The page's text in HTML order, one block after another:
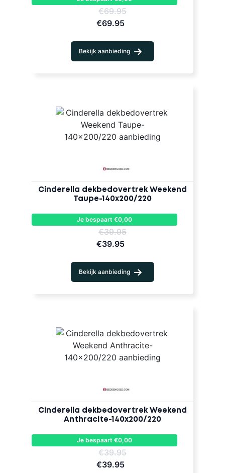
€69.95
€69.95
Bekijk aanbieding
Cinderella dekbedovertrek Weekend
Taupe-140x200/220
Je bespaart €0,00
€39.95
€39.95
Bekijk aanbieding
Cinderella dekbedovertrek Weekend
Anthracite-140x200/220
Je bespaart €0,00
€39.95
€39.95